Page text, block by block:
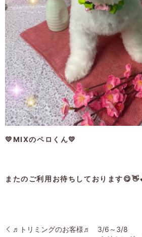
💛MIXのペロくん💛
またのご利用お待ちしております
♬トリミングのお客様♬ 3/6～3/8